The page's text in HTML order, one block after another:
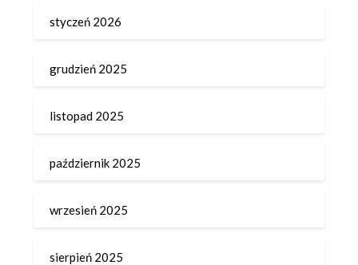
styczeń 2026
grudzień 2025
listopad 2025
październik 2025
wrzesień 2025
sierpień 2025